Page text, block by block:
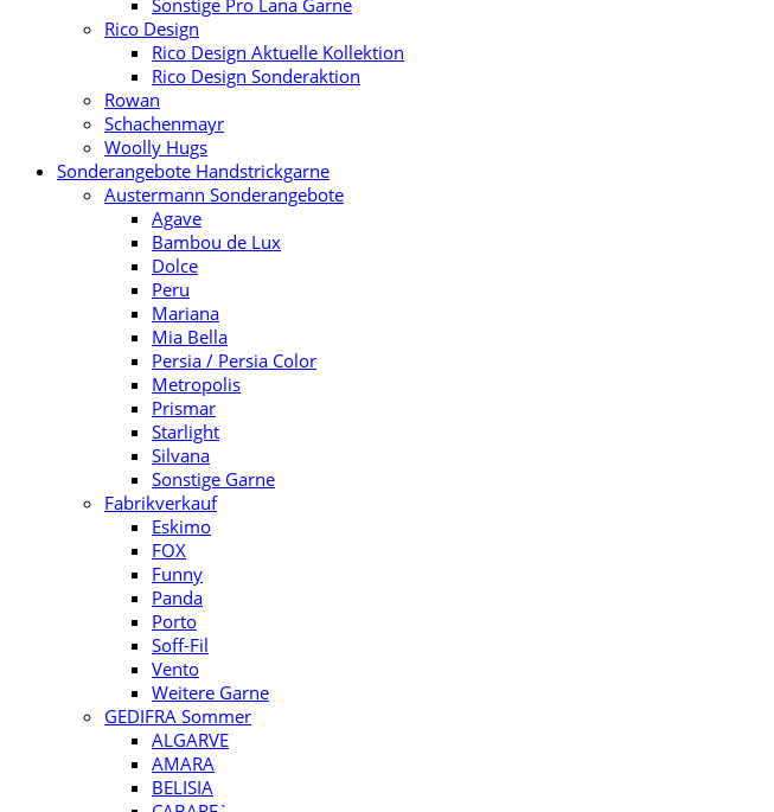
Sonstige Pro Lana Garne
Rico Design
Rico Design Aktuelle Kollektion
Rico Design Sonderaktion
Rowan
Schachenmayr
Woolly Hugs
Sonderangebote Handstrickgarne
Austermann Sonderangebote
Agave
Bambou de Lux
Dolce
Peru
Mariana
Mia Bella
Persia / Persia Color
Metropolis
Prismar
Starlight
Silvana
Sonstige Garne
Fabrikverkauf
Eskimo
FOX
Funny
Panda
Porto
Soff-Fil
Vento
Weitere Garne
GEDIFRA Sommer
ALGARVE
AMARA
BELISIA